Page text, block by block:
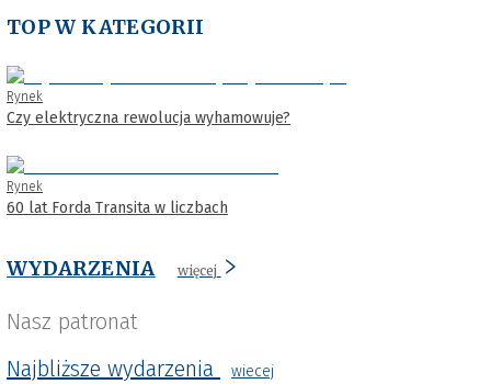
TOP W KATEGORII
Rynek
Czy elektryczna rewolucja wyhamowuje?
Rynek
60 lat Forda Transita w liczbach
WYDARZENIA więcej
Nasz patronat
Najbliższe wydarzenia
wiecej